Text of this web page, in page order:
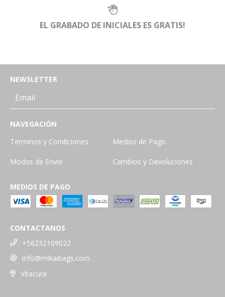
EL GRABADO DE INICIALES ES GRATIS!
NEWSLETTER
NAVEGACIÓN
Terminos y Condiciones
Medios de Pago
Modos de Envio Cambios y Devoluciones
MEDIOS DE PAGO
CONTACTANOS
+56232109022
info@mikaibags.com
Vitacura